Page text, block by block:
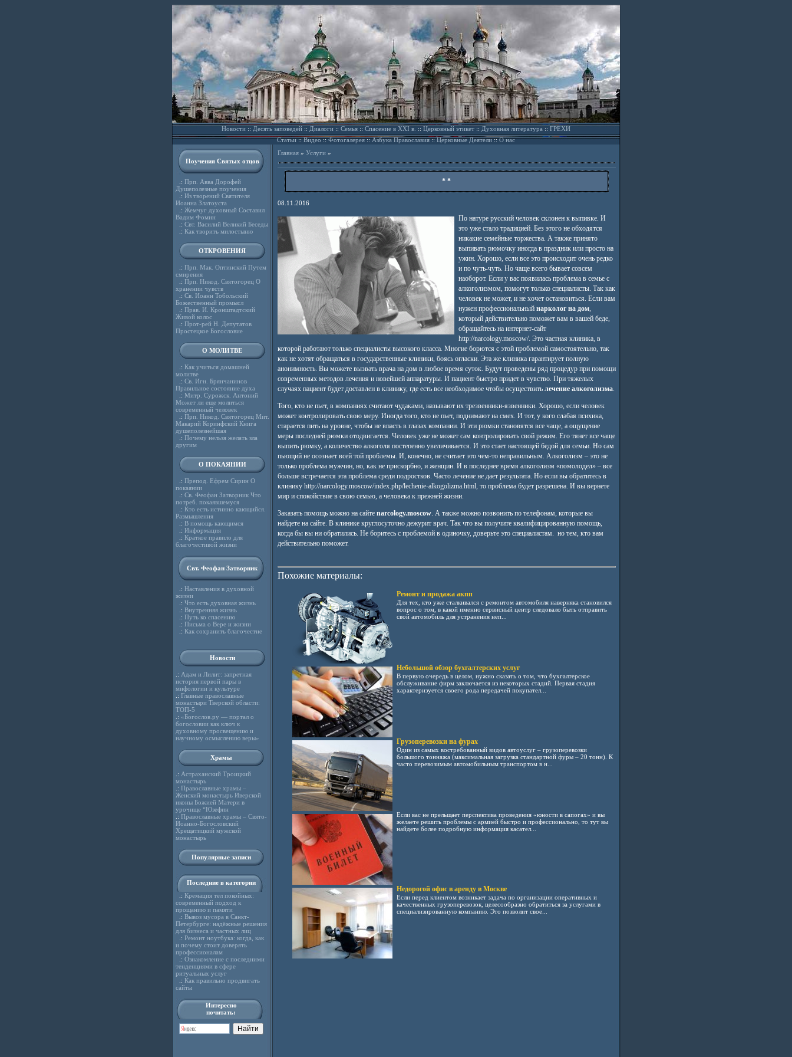
Новости::Десять заповедей::Диалоги::Семья::Спасение в XXI в.::Церковный этикет::Духовная литература::ГРЕХИ
Статьи::Видео ::Фотогалерея::Азбука Православия::Церковные Деятели::О нас
Поучения Святых отцов
.: Прп. Авва Дорофей
Душеполезные поучения
.: Из творений Святителя
Иоанна Златоуста
.: Жемчуг духовный Составил
Вадим Фомин
.: Свт. Василий Великий Беседы
.: Как творить милостыню
ОТКРОВЕНИЯ
.: Прп. Мак. Оптинский Путем
смирения
.: Прп. Никод. Святогорец О
хранении чувств
.: Св. Иоанн Тобольский
Божественный промысл
.: Прав. И. Кронштадтский
Живой колос
.: Прот-рей Н. Депутатов
Простецкое Богословие
О МОЛИТВЕ
.: Как учиться домашней
молитве
.: Св. Игн. Брянчанинов
Правильное состояние духа
.: Митр. Сурожск. Антоний
Может ли еще молиться
современный человек
.: Прп. Никод. Святогорец Мит.
Макарий Коринфский Книга
душеполезнейшая
.: Почему нельзя желать зла
другим
О ПОКАЯНИИ
.: Препод. Ефрем Сирин О
покаянии
.: Св. Феофан Затворник Что
потреб. покаявшемуся
.: Кто есть истинно кающийся.
Размышления
.: В помощь кающимся
.: Информация
.: Краткое правило для
благочестивой жизни
Свт. Феофан Затворник
.: Наставления в духовной
жизни
.: Что есть духовная жизнь
.: Внутренняя жизнь
.: Путь ко спасению
.: Письма о Вере и жизни
.: Как сохранить благочестие
Новости
.: Адам и Лилит: запретная
история первой пары в
мифологии и культуре
.: Главные православные
монастыри Тверской области:
ТОП-5
.: «Богослов.ру — портал о
богословии как ключ к
духовному просвещению и
научному осмыслению веры»
Храмы
.: Астраханский Троицкий
монастырь
.: Православные храмы –
Женский монастырь Иверской
иконы Божией Матери в
урочище “Юзефин
.: Православные храмы – Свято-
Иоанно-Богословский
Хрещатицкий мужской
монастырь
Популярные записи
Последние в категории
.: Кремация тел покойных:
современный подход к
прощанию и памяти
.: Вывоз мусора в Санкт-
Петербурге: надёжные решения
для бизнеса и частных лиц
.: Ремонт ноутбука: когда, как
и почему стоит доверять
профессионалам
.: Ознакомление с последними
тенденциями в сфере
ритуальных услуг
.: Как правильно продвигать
сайты
Интересно
почитать:
Главная» Услуги»
* *
08.11.2016
По натуре русский человек склонен к выпивке. И
это уже стало традицией. Без этого не обходятся
никакие семейные торжества. А также принято
выпивать рюмочку иногда в праздник или просто на
ужин. Хорошо, если все это происходит очень редко
и по чуть-чуть. Но чаще всего бывает совсем
наоборот. Если у вас появилась проблема в семье с
алкоголизмом, помогут только специалисты. Так как
человек не может, и не хочет остановиться. Если вам
нужен профессиональный нарколог на дом,
который действительно поможет вам в вашей беде,
обращайтесь на интернет-сайт
http://narcology.moscow/. Это частная клиника, в
которой работают только специалисты высокого класса. Многие борются с этой проблемой самостоятельно, так
как не хотят обращаться в государственные клиники, боясь огласки. Эта же клиника гарантирует полную
анонимность. Вы можете вызвать врача на дом в любое время суток. Будут проведены ряд процедур при помощи
современных методов лечения и новейшей аппаратуры. И пациент быстро придет в чувство. При тяжелых
случаях пациент будет доставлен в клинику, где есть все необходимое чтобы осуществить лечение алкоголизма.
Того, кто не пьет, в компаниях считают чудаками, называют их трезвенники-язвенники. Хорошо, если человек
может контролировать свою меру. Иногда того, кто не пьет, поднимают на смех. И тот, у кого слабая психика,
старается пить на уровне, чтобы не впасть в глазах компании. И эти рюмки становятся все чаще, а ощущение
меры последней рюмки отодвигается. Человек уже не может сам контролировать свой режим. Его тянет все чаще
выпить рюмку, а количество алкоголя постепенно увеличивается. И это стает настоящей бедой для семьи. Но сам
пьющий не осознает всей той проблемы. И, конечно, не считает это чем-то неправильным. Алкоголизм – это не
только проблема мужчин, но, как не прискорбно, и женщин. И в последнее время алкоголизм «помолодел» – все
больше встречается эта проблема среди подростков. Часто лечение не дает результата. Но если вы обратитесь в
клинику http://narcology.moscow/index.php/lechenie-alkogolizma.html, то проблема будет разрешена. И вы вернете
мир и спокойствие в свою семью, а человека к прежней жизни.
Заказать помощь можно на сайте narcology.moscow. А также можно позвонить по телефонам, которые вы
найдете на сайте. В клинике круглосуточно дежурит врач. Так что вы получите квалифицированную помощь,
когда бы вы ни обратились. Не боритесь с проблемой в одиночку, доверьте это специалистам. но тем, кто вам
действительно поможет.
Похожие материалы:
Ремонт и продажа акпп
Для тех, кто уже сталкивался с ремонтом автомобиля наверняка становился
вопрос о том, в какой именно сервисный центр следовало быть отправить
свой автомобиль для устранения неп...
Небольшой обзор бухгалтерских услуг
В первую очередь в целом, нужно сказать о том, что бухгалтерское
обслуживание фирм заключается из некоторых стадий. Первая стадия
характеризуется своего рода передачей покупател...
Грузоперевозки на фурах
Один из самых востребованный видов автоуслуг – грузоперевозки
большого тоннажа (максимальная загрузка стандартной фуры – 20 тонн). К
часто перевозимым автомобильным транспортом в н...
Если вас не прельщает перспектива проведения «юности в сапогах» и вы
желаете решить проблемы с армией быстро и профессионально, то тут вы
найдете более подробную информация касател...
Недорогой офис в аренду в Москве
Если перед клиентом возникает задача по организации оперативных и
качественных грузоперевозок, целесообразно обратиться за услугами в
специализированную компанию. Это позволит свое...